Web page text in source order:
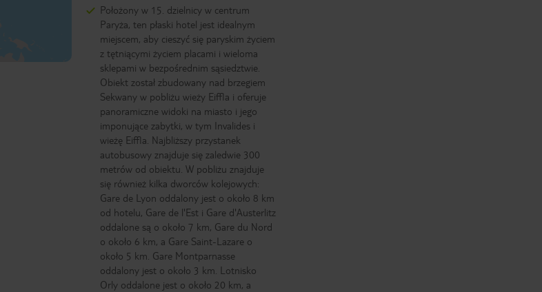
Położony w 15. dzielnicy w centrum
Paryża, ten płaski hotel jest idealnym
miejscem, aby cieszyć się paryskim życiem
z tętniącymi życiem placami i wieloma
sklepami w bezpośrednim sąsiedztwie.
Obiekt został zbudowany nad brzegiem
Sekwany w pobliżu wieży Eiffla i oferuje
panoramiczne widoki na miasto i jego
imponujące zabytki, w tym Invalides i
wieżę Eiffla. Najbliższy przystanek
autobusowy znajduje się zaledwie 300
metrów od obiektu. W pobliżu znajduje
się również kilka dworców kolejowych:
Gare de Lyon oddalony jest o około 8 km
od hotelu, Gare de l'Est i Gare d'Austerlitz
oddalone są o około 7 km, Gare du Nord
o około 6 km, a Gare Saint-Lazare o
około 5 km. Gare Montparnasse
oddalony jest o około 3 km. Lotnisko
Orly oddalone jest o około 20 km, a